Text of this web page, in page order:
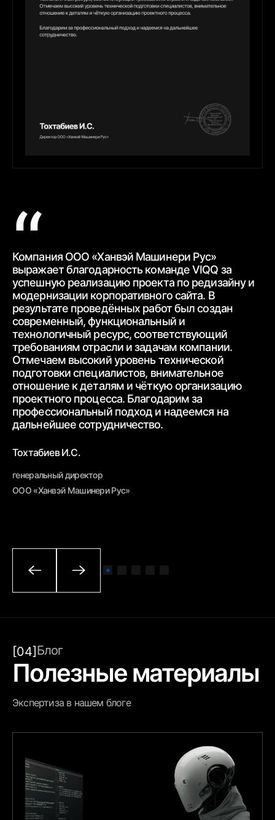
Компания ООО «Ханвэй Машинери Рус»
выражает благодарностькоманде VIQQ за
успешную реализацию проекта по редизайну и
модернизации корпоративного сайта. В
результате проведённых работ был создан
современный,функциональный и
технологичный ресурс, соответствующий
требованиямотрасли и задачам компании.
Отмечаем высокий уровень технической
подготовки специалистов, внимательное
отношение к деталям и чёткуюорганизацию
проектного процесса. Благодарим за
профессиональный подход и надеемся на
дальнейшеесотрудничество.
Тохтабиев И.С.
генеральный директор
ООО «Ханвэй Машинери Рус»
[04]Блог
Полезные материалы
Экспертиза в нашем блоге